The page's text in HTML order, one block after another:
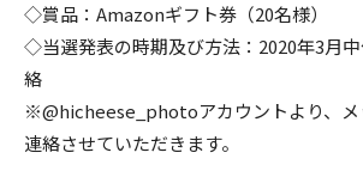
◇賞品：Amazonギフト券（20名様）
◇当選発表の時期及び方法：2020年3月
絡
※@hicheese_photoアカウントより、メ
連絡させていただきます。